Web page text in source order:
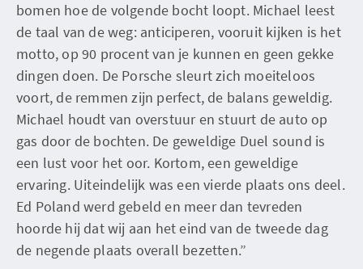
bomen hoe de volgende bocht loopt. Michael leest
de taal van de weg: anticiperen, vooruit kijken is het
motto, op 90 procent van je kunnen en geen gekke
dingen doen. De Porsche sleurt zich moeiteloos
voort, de remmen zijn perfect, de balans geweldig.
Michael houdt van overstuur en stuurt de auto op
gas door de bochten. De geweldige Duel sound is
een lust voor het oor. Kortom, een geweldige
ervaring. Uiteindelijk was een vierde plaats ons deel.
Ed Poland werd gebeld en meer dan tevreden
hoorde hij dat wij aan het eind van de tweede dag
de negende plaats overall bezetten.”